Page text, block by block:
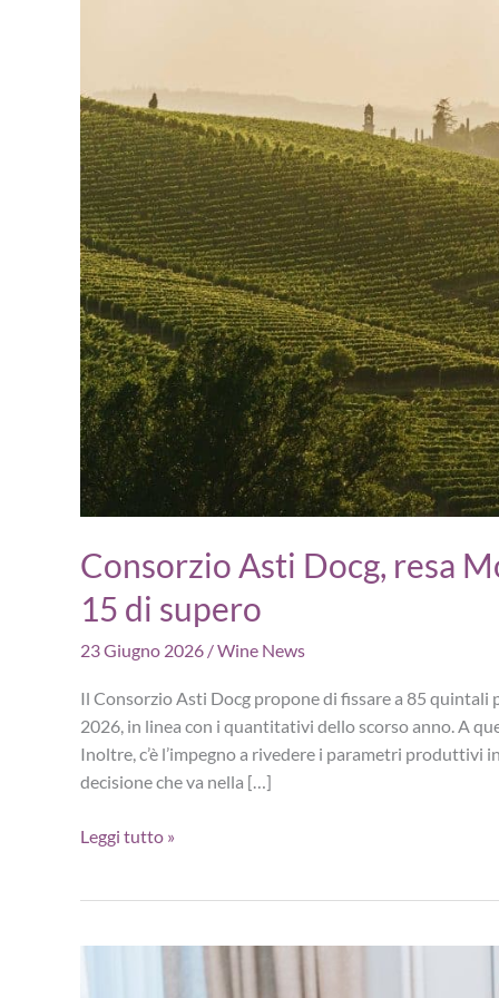
Consorzio Asti Docg, resa
15 di supero
23 Giugno 2026 /Wine News
Il Consorzio Asti Docg propone di fissare a 85 quintali
2026, in linea con i quantitativi dello scorso anno. A
Inoltre, c’è l’impegno a rivedere i parametri produttivi
decisione che va nella […]
Consorzio
Moscato
Leggi tutto »